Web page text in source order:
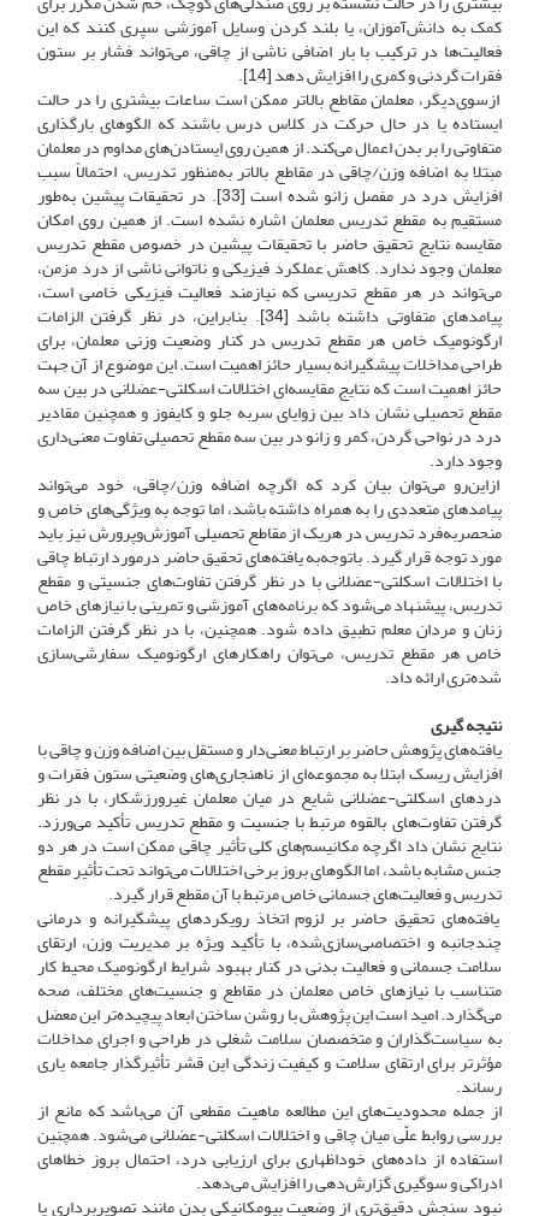
کمک به دانش‌آموزان، یا بلند کردن وسایل آموزشی سپری کنند که این
فعالیت‌ها در ترکیب با بار اضافی ناشی از چاقی، می‌تواند فشار بر ستون
فقرات گردنی و کمری را افزایش دهد [14].
ازسوی‌دیگر، معلمان مقاطع بالاتر ممکن است ساعات بیشتری را در حالت
ایستاده یا در حال حرکت در کلاس درس باشند که الگوهای بارگذاری
متفاوتی را بر بدن اعمال می‌کند. از همین روی ایستادن‌های مداوم در معلمان
مبتلا به اضافه وزن/چاقی در مقاطع بالاتر به‌منظور تدریس، احتمالاً سبب
افزایش درد در مفصل زانو شده است [33]. در تحقیقات پیشین به‌طور
مستقیم به مقطع تدریس معلمان اشاره نشده است. از همین روی امکان
مقایسه نتایج تحقیق حاضر با تحقیقات پیشین در خصوص مقطع تدریس
معلمان وجود ندارد. کاهش عملکرد فیزیکی و ناتوانی ناشی از درد مزمن،
می‌تواند در هر مقطع تدریسی که نیازمند فعالیت فیزیکی خاصی است،
پیامدهای متفاوتی داشته باشد [34]. بنابراین، در نظر گرفتن الزامات
ارگونومیک خاص هر مقطع تدریس در کنار وضعیت وزنی معلمان، برای
طراحی مداخلات پیشگیرانه بسیار حائز اهمیت است. این موضوع از آن جهت
حائز اهمیت است که نتایج مقایسه‌ای اختلالات اسکلتی-عضلانی در بین سه
مقطع تحصیلی نشان داد بین زوایای سربه جلو و کایفوز و همچنین مقادیر
درد در نواحی گردن، کمر و زانو در بین سه مقطع تحصیلی تفاوت معنی‌داری
وجود دارد.
ازاین‌رو می‌توان بیان کرد که اگرچه اضافه وزن/چاقی، خود می‌تواند
پیامدهای متعددی را به همراه داشته باشد، اما توجه به ویژگی‌های خاص و
منحصربه‌فرد تدریس در هریک از مقاطع تحصیلی آموزش‌وپرورش نیز باید
مورد توجه قرار گیرد. باتوجه‌به یافته‌های تحقیق حاضر درمورد ارتباط چاقی
با اختلالات اسکلتی-عضلانی با در نظر گرفتن تفاوت‌های جنسیتی و مقطع
تدریس، پیشنهاد می‌شود که برنامه‌های آموزشی و تمرینی با نیازهای خاص
زنان و مردان معلم تطبیق داده شود. همچنین، با در نظر گرفتن الزامات
خاص هر مقطع تدریس، می‌توان راهکارهای ارگونومیک سفارشی‌سازی
شده‌تری ارائه داد.
نتیجه گیری
یافته‌های پژوهش حاضر بر ارتباط معنی‌دار و مستقل بین اضافه وزن و چاقی با
افزایش ریسک ابتلا به مجموعه‌ای از ناهنجاری‌های وضعیتی ستون فقرات و
دردهای اسکلتی-عضلانی شایع در میان معلمان غیرورزشکار، با در نظر
گرفتن تفاوت‌های بالقوه مرتبط با جنسیت و مقطع تدریس تأکید می‌ورزد.
نتایج نشان داد اگرچه مکانیسم‌های کلی تأثیر چاقی ممکن است در هر دو
جنس مشابه باشد، اما الگوهای بروز برخی اختلالات می‌تواند تحت تأثیر مقطع
تدریس و فعالیت‌های جسمانی خاص مرتبط با آن مقطع قرار گیرد.
یافته‌های تحقیق حاضر بر لزوم اتخاذ رویکردهای پیشگیرانه و درمانی
چندجانبه و اختصاصی‌سازی‌شده، با تأکید ویژه بر مدیریت وزن، ارتقای
سلامت جسمانی و فعالیت بدنی در کنار بهبود شرایط ارگونومیک محیط کار
متناسب با نیازهای خاص معلمان در مقاطع و جنسیت‌های مختلف، صحه
می‌گذارد. امید است این پژوهش با روشن ساختن ابعاد پیچیده‌تر این معضل
به سیاست‌گذاران و متخصصان سلامت شغلی در طراحی و اجرای مداخلات
مؤثرتر برای ارتقای سلامت و کیفیت زندگی این قشر تأثیرگذار جامعه یاری
رساند.
از جمله محدودیت‌های این مطالعه ماهیت مقطعی آن می‌باشد که مانع از
بررسی روابط علّی میان چاقی و اختلالات اسکلتی-عضلانی می‌شود. همچنین
استفاده از داده‌های خوداظهاری برای ارزیابی درد، احتمال بروز خطاهای
ادراکی و سوگیری گزارش‌دهی را افزایش می‌دهد.
نبود سنجش دقیق‌تری از وضعیت بیومکانیکی بدن مانند تصویربرداری یا